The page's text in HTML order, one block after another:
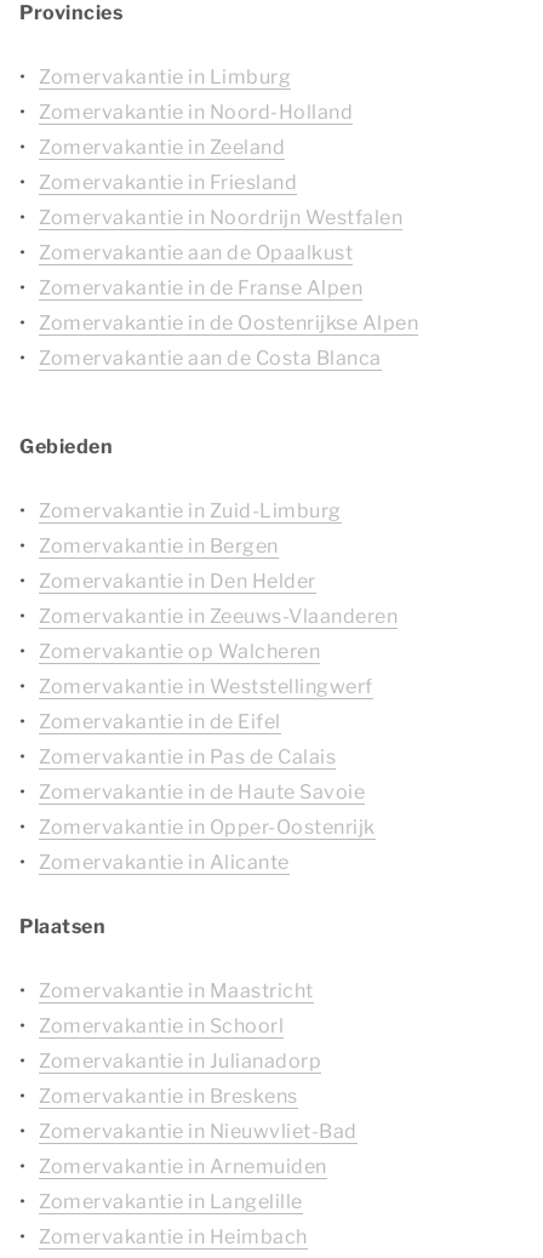
Provincies
Zomervakantie in Limburg
Zomervakantie in Noord-Holland
Zomervakantie in Zeeland
Zomervakantie in Friesland
Zomervakantie in Noordrijn Westfalen
Zomervakantie aan de Opaalkust
Zomervakantie in de Franse Alpen
Zomervakantie in de Oostenrijkse Alpen
Zomervakantie aan de Costa Blanca
Gebieden
Zomervakantie in Zuid-Limburg
Zomervakantie in Bergen
Zomervakantie in Den Helder
Zomervakantie in Zeeuws-Vlaanderen
Zomervakantie op Walcheren
Zomervakantie in Weststellingwerf
Zomervakantie in de Eifel
Zomervakantie in Pas de Calais
Zomervakantie in de Haute Savoie
Zomervakantie in Opper-Oostenrijk
Zomervakantie in Alicante
Plaatsen
Zomervakantie in Maastricht
Zomervakantie in Schoorl
Zomervakantie in Julianadorp
Zomervakantie in Breskens
Zomervakantie in Nieuwvliet-Bad
Zomervakantie in Arnemuiden
Zomervakantie in Langelille
Zomervakantie in Heimbach